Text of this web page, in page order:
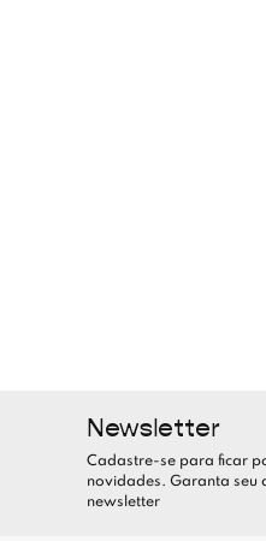
Newsletter
Cadastre-se para ficar
novidades. Garanta seu
newsletter